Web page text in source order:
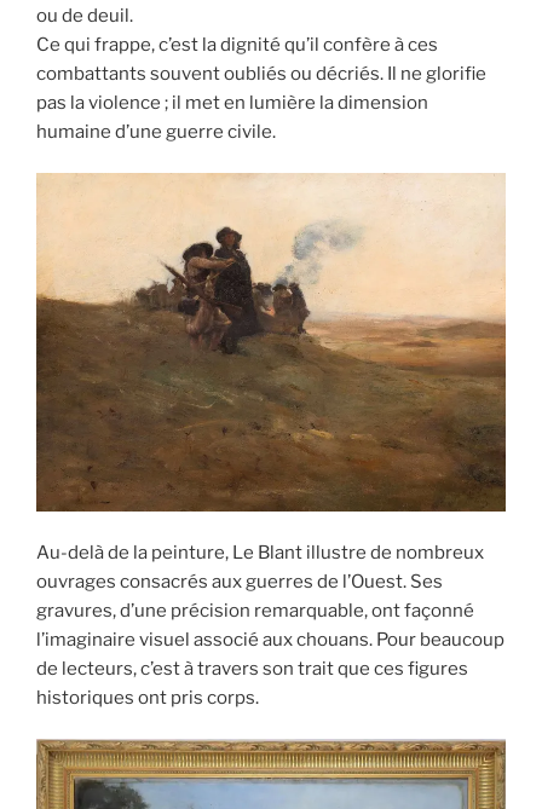
ou de deuil.
Ce qui frappe, c’est la dignité qu’il confère à ces
combattants souvent oubliés ou décriés. Il ne glorifie
pas la violence ; il met en lumière la dimension
humaine d’une guerre civile.
Au-delà de la peinture, Le Blant illustre de nombreux
ouvrages consacrés aux guerres de l’Ouest. Ses
gravures, d’une précision remarquable, ont façonné
l’imaginaire visuel associé aux chouans. Pour beaucoup
de lecteurs, c’est à travers son trait que ces figures
historiques ont pris corps.